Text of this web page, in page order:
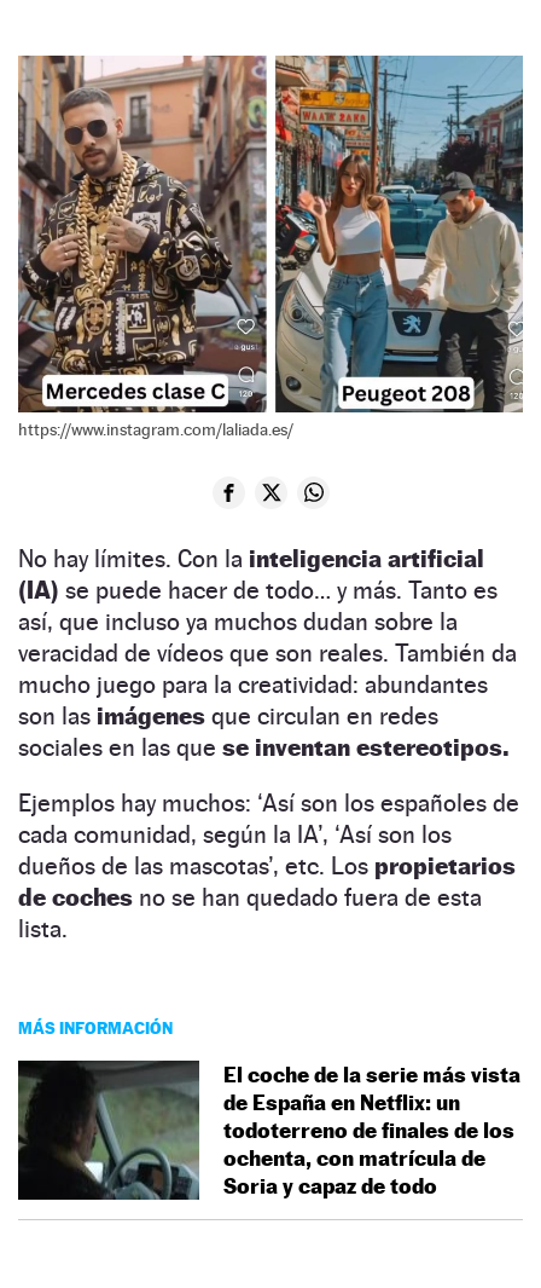
https://www.instagram.com/laliada.es/
No hay límites. Con la inteligencia artificial
(IA) se puede hacer de todo… y más. Tanto es
así, que incluso ya muchos dudan sobre la
veracidad de vídeos que son reales. También da
mucho juego para la creatividad: abundantes
son las imágenes que circulan en redes
sociales en las que se inventan estereotipos.
Ejemplos hay muchos: ‘Así son los españoles de
cada comunidad, según la IA’, ‘Así son los
dueños de las mascotas’, etc. Los propietarios
de coches no se han quedado fuera de esta
lista.
MÁS INFORMACIÓN
El coche de la serie más vista
de España en Netflix: un
todoterreno de finales de los
ochenta, con matrícula de
Soria y capaz de todo